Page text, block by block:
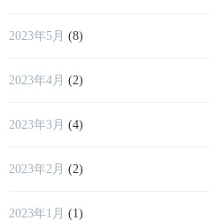
2023年5月 (8)
2023年4月 (2)
2023年3月 (4)
2023年2月 (2)
2023年1月 (1)